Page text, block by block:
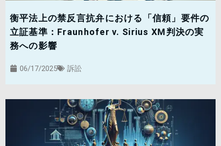
衡平法上の禁反言抗弁における「信頼」要件の
立証基準：Fraunhofer v. Sirius XM判決の実
務への影響
06/17/2025 訴訟